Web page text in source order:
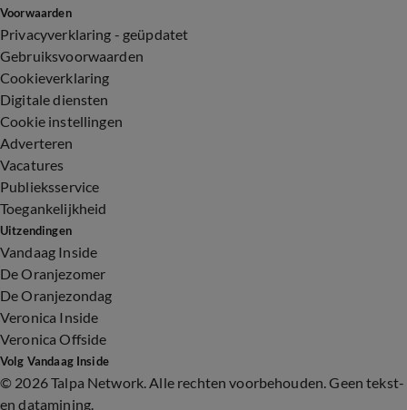
Voorwaarden
Privacyverklaring - geüpdatet
Gebruiksvoorwaarden
Cookieverklaring
Digitale diensten
Cookie instellingen
Adverteren
Vacatures
Publieksservice
Toegankelijkheid
Uitzendingen
Vandaag Inside
De Oranjezomer
De Oranjezondag
Veronica Inside
Veronica Offside
Volg Vandaag Inside
© 2026 Talpa Network. Alle rechten voorbehouden. Geen tekst-
en datamining.